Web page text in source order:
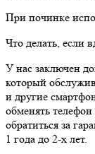
При починке
Что делать, если
У нас заключен
который
и другие
обменять
обратиться за
1 года до 2-х лет.